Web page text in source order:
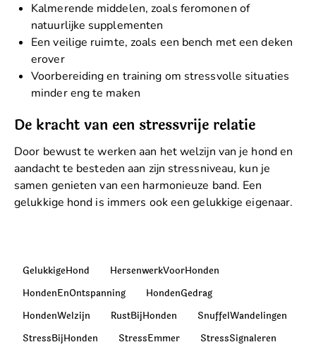
Kalmerende middelen, zoals feromonen of
natuurlijke supplementen
Een veilige ruimte, zoals een bench met een deken
erover
Voorbereiding en training om stressvolle situaties
minder eng te maken
De kracht van een stressvrije relatie
Door bewust te werken aan het welzijn van je hond en
aandacht te besteden aan zijn stressniveau, kun je
samen genieten van een harmonieuze band. Een
gelukkige hond is immers ook een gelukkige eigenaar.
GelukkigeHond
HersenwerkVoorHonden
HondenEnOntspanning
HondenGedrag
HondenWelzijn
RustBijHonden
SnuffelWandelingen
StressBijHonden
StressEmmer StressSignaleren